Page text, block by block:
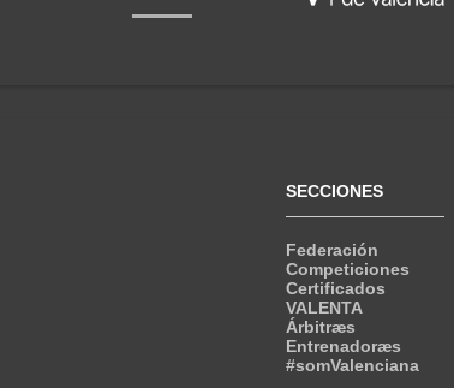
SECCIONES
Federación
Competiciones
Certificados
VALENTA
Árbitræs
Entrenadoræs
#somValenciana